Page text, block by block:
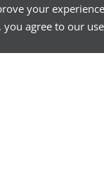
your
agree to our